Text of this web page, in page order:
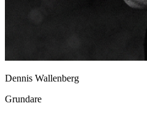
Dennis Wallenberg
Grundare